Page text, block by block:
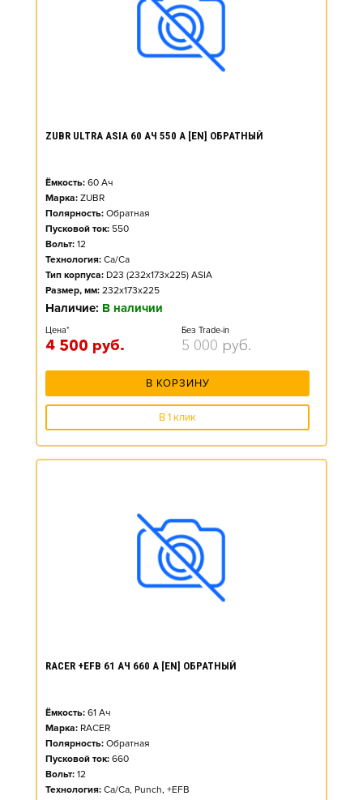
ZUBR ULTRA ASIA 60 АЧ 550 А [EN] ОБРАТНЫЙ
Ёмкость: 60 Ач
Марка: ZUBR
Полярность: Обратная
Пусковой ток: 550
Вольт: 12
Технология: Ca/Ca
Тип корпуса: D23 (232x173x225) ASIA
Размер, мм: 232x173x225
Наличие: В наличии
Цена*
4 500 руб.
Без Trade-in
5 000 руб.
В КОРЗИНУ
В 1 клик
RACER +EFB 61 АЧ 660 А [EN] ОБРАТНЫЙ
Ёмкость: 61 Ач
Марка: RACER
Полярность: Обратная
Пусковой ток: 660
Вольт: 12
Технология: Ca/Ca, Punch, +EFB